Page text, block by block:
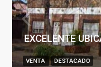
VENTA DESTACADO